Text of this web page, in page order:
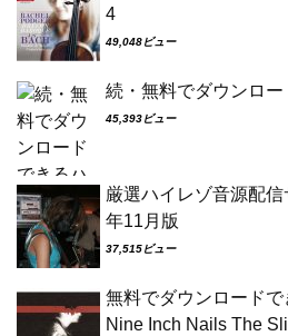
4
49,048ビュー
続・無料でダウンロ
45,393ビュー
厳選ハイレゾ音源配
年11月版
37,515ビュー
無料でダウンロード
Nine Inch Nails The